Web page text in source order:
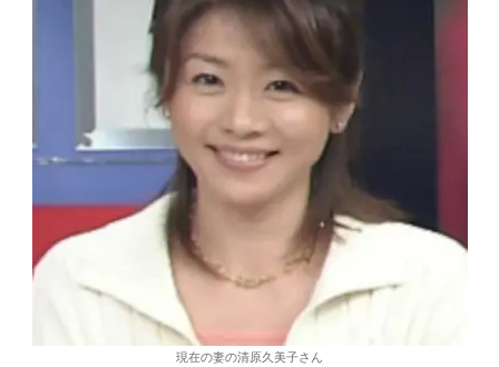
現在の妻の清原久美子さん